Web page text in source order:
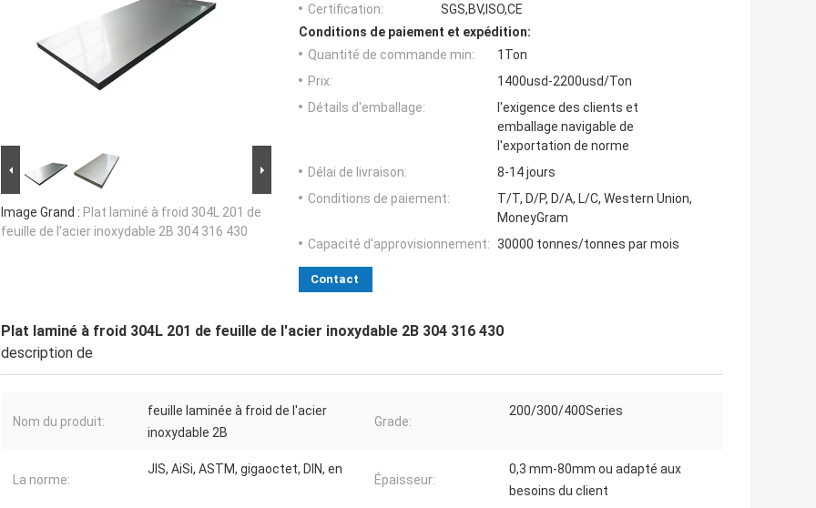
Image Grand : Plat laminé à froid 304L 201 de
feuille de l'acier inoxydable 2B 304 316 430
Certification:
SGS,BV,ISO,CE
Conditions de paiement et expédition:
Quantité de commande min:
1Ton
Prix:
1400usd-2200usd/Ton
Détails d'emballage:
l'exigence des clients et
emballage navigable de
l'exportation de norme
Délai de livraison:
8-14 jours
Conditions de paiement:
T/T, D/P, D/A, L/C, Western Union,
MoneyGram
Capacité d'approvisionnement: 30000 tonnes/tonnes par mois
Contact
Plat laminé à froid 304L 201 de feuille de l'acier inoxydable 2B 304 316 430
description de
Nom du produit:
feuille laminée à froid de l'acier
inoxydable 2B
Grade:
200/300/400Series
La norme:
JIS, AiSi, ASTM, gigaoctet, DIN, en
Épaisseur:
0,3 mm-80mm ou adapté aux
besoins du client